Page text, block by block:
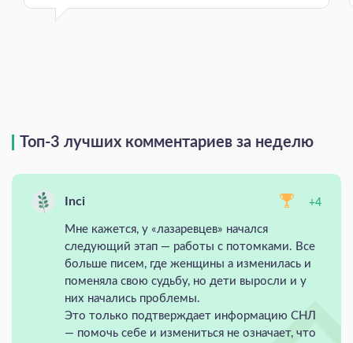
Топ-3 лучших комментариев за неделю
Inci +4
Мне кажется, у «лазаревцев» начался
следующий этап — работы с потомками. Все
больше писем, где женщины а изменилась и
поменяла свою судьбу, но дети выросли и у
них начались проблемы.
Это только подтверждает информацию СНЛ
— помочь себе и измениться не означает, что